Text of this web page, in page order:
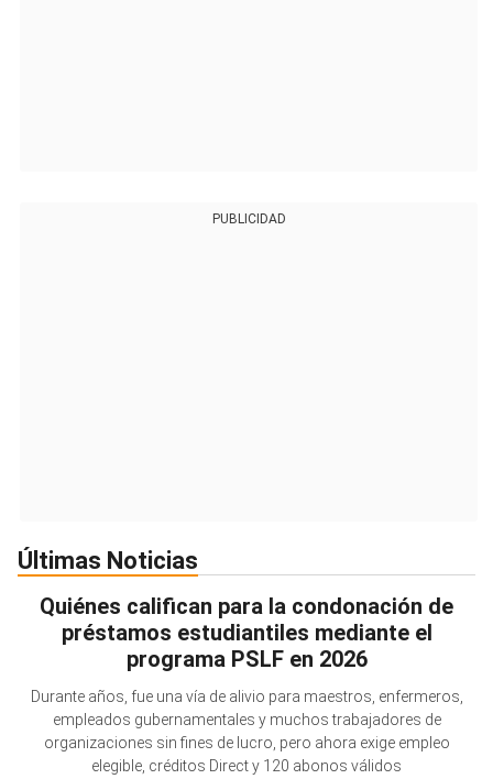
PUBLICIDAD
Últimas Noticias
Quiénes califican para la condonación de
préstamos estudiantiles mediante el
programa PSLF en 2026
Durante años, fue una vía de alivio para maestros, enfermeros,
empleados gubernamentales y muchos trabajadores de
organizaciones sin fines de lucro, pero ahora exige empleo
elegible, créditos Direct y 120 abonos válidos